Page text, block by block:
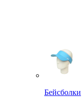
Бейсболки